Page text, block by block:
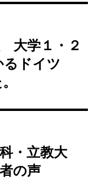
大学１・２
ドイツ
・立教大
の声